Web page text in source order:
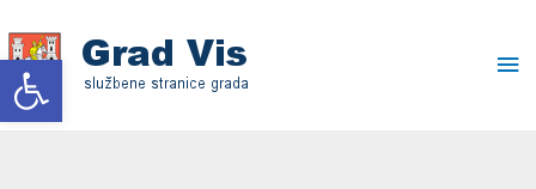
Open toolbar
to
content